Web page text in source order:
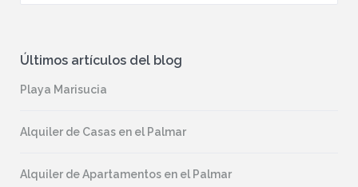
Últimos artículos del blog
Playa Marisucia
Alquiler de Casas en el Palmar
Alquiler de Apartamentos en el Palmar